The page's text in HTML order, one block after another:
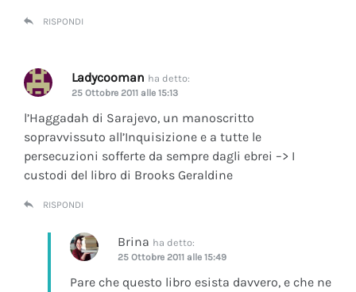
RISPONDI
Ladycooman ha detto:
25 Ottobre 2011 alle 15:13
l’Haggadah di Sarajevo, un manoscritto
sopravvissuto all’Inquisizione e a tutte le
persecuzioni sofferte da sempre dagli ebrei –> I
custodi del libro di Brooks Geraldine
RISPONDI
Brina ha detto:
25 Ottobre 2011 alle 15:49
Pare che questo libro esista davvero, e che ne